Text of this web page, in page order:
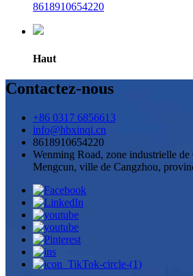
8618910654220
Haut
Contactez-nous
+86 0317 6856613
info@hbxinqi.cn
8618910654220
Wenming Road, zone industrielle
Mengcun, ville de Cangzhou,